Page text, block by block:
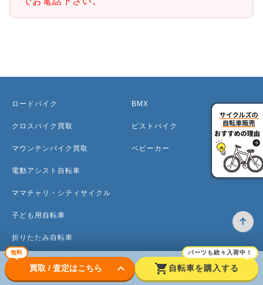
無料
買取 / 査定はこちら keyboard_arrow_down shopping_cart
パーツも続々入荷中！
自転車を購入する
ロードバイク
クロスバイク買取
マウンテンバイク買取
電動アシスト自転車
ママチャリ・シティサイクル
子ども用自転車
折りたたみ自転車
ミニベロ
BMX
ピストバイク
ベビーカー